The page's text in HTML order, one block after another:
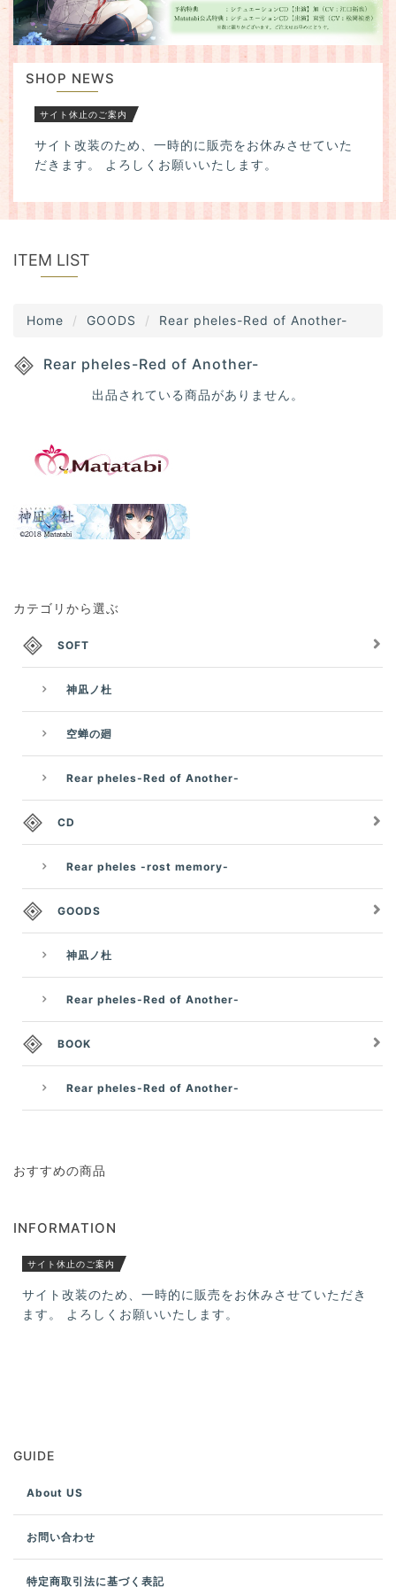
a
t
i
o
SHOP NEWS
サイト休止のご案内
サイト改装のため、一時的に販売をお休みさせていた
だきます。 よろしくお願いいたします。
ITEM LIST
Home GOODS Rear pheles-Red of Another-
Rear pheles-Red of Another-
出品されている商品がありません。
カテゴリから選ぶ
SOFT
神凪ノ杜
空蝉の廻
Rear pheles-Red of Another-
CD
Rear pheles -rost memory-
GOODS
神凪ノ杜
Rear pheles-Red of Another-
BOOK
Rear pheles-Red of Another-
おすすめの商品
INFORMATION
サイト休止のご案内
サイト改装のため、一時的に販売をお休みさせていただき
ます。 よろしくお願いいたします。
GUIDE
About US
お問い合わせ
特定商取引法に基づく表記